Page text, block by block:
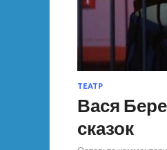
ТЕАТР
Вася
сказок